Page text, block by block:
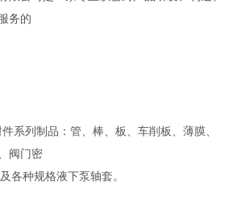
务的
系列制品：管、棒、板、车削板、薄膜、
阀门密
各种规格液下泵轴套。